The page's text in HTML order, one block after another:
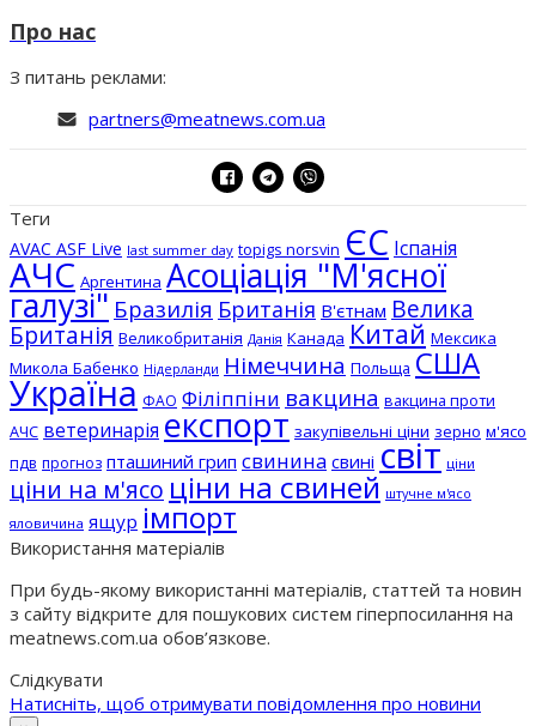
Про нас
З питань реклами:
partners@meatnews.com.ua
Теги
AVAC ASF Live last summer day topigs norsvin ЄС Іспанія
АЧС Аргентина Асоціація "М'ясної
галузі" Бразилія Британія В'єтнам Велика
Британія Великобританія Данія Канада Китай Мексика
Микола Бабенко Нідерланди Німеччина Польща США
Україна ФАО Філіппіни вакцина вакцина проти
АЧС ветеринарія експорт закупівельні ціни зерно м'ясо
пдв прогноз пташиний грип свинина свині світ ціни
ціни на м'ясо ціни на свиней штучне м'ясо
яловичина ящур імпорт
Використання матеріалів
При будь-якому використанні матеріалів, статтей та новин
з сайту відкрите для пошукових систем гіперпосилання на
meatnews.com.ua обов’язкове.
Слідкувати
Натисніть, щоб отримувати повідомлення про новини